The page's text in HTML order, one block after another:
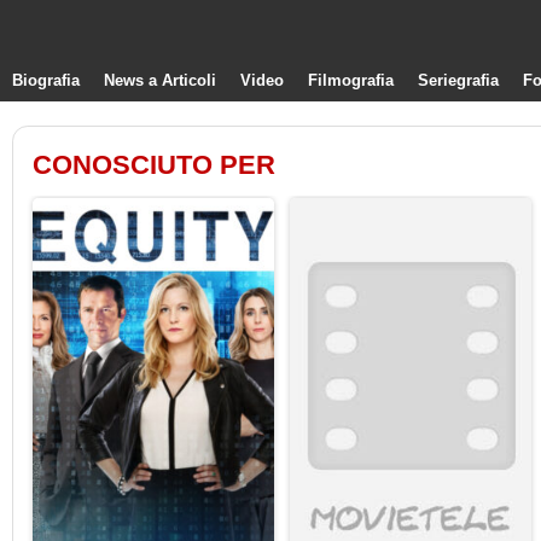
Biografia News a Articoli Video Filmografia Seriegrafia
CONOSCIUTO PER